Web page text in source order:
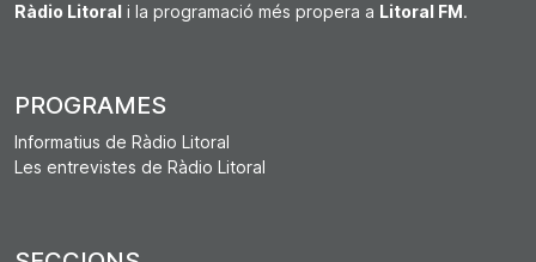
Ràdio Litoral i la programació més propera a Litoral FM.
PROGRAMES
Informatius de Ràdio Litoral
Les entrevistes de Ràdio Litoral